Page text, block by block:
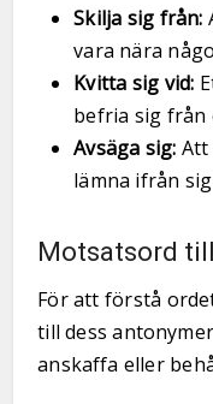
Skilja sig från:
vara nära
Kvitta sig vid:
befria sig från
Avsäga sig: Att
lämna ifrån
Motsatsord
För att förstå
till dess
anskaffa eller